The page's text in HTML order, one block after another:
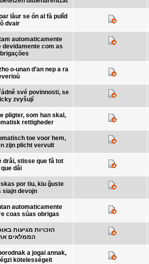
låur se ón al fà pulîd
dvair
automaticamente
devidamente com as
o-unan d’an nep a ra
své povinnosti, se
zvyšují
pligter, som han skal,
rettigheder
toe voor hem,
zijn plicht vervult
drâi, stisse que fâ tot
dâi
por tiu, kiu ĝuste
siajn devojn
automaticamente
coas súas obrigas
הזכויות מגיעות
הממלאים
a jogai annak,
kötelességeit